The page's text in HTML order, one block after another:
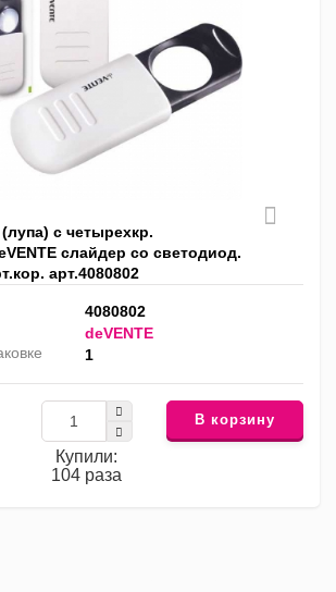
с четырехкр.
слайдер со светодиод.
арт.4080802
4080802
deVENTE
1
Купили:
104 раза
В корзину